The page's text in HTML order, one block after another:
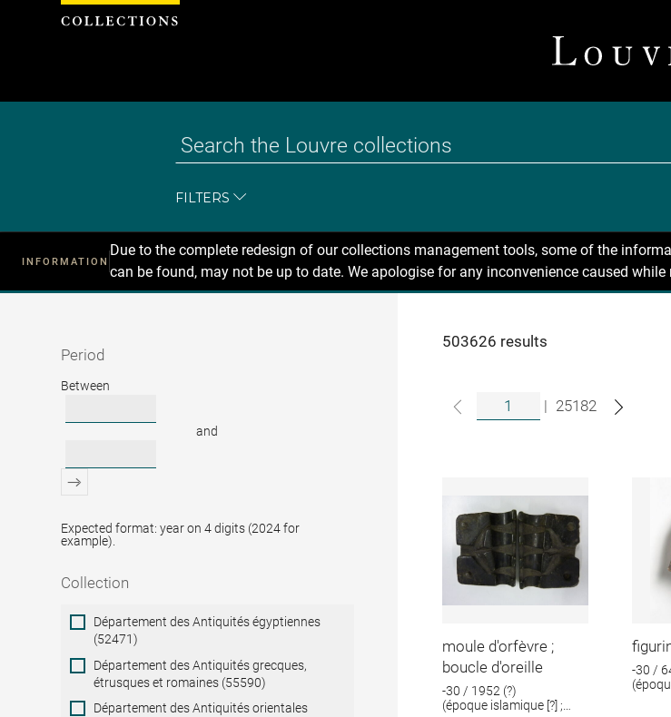
FILTERS
INFORMATION
Due to the complete redesign of our collections management tools, some of the
can be found, may not be up to date. We apologise for any inconvenience caused
Recherche
Period
Period
Between
and
Expected format: year on 4 digits (2024 for
example).
Collection
Collection
Département des Antiquités égyptiennes
(52471)
Département des Antiquités grecques,
étrusques et romaines (55590)
Département des Antiquités orientales
503626 results
| 25182
moule d'orfèvre ;
boucle d'oreille
-30 / 1952 (?)
(époque islamique [?] ;
-30 /
Cookies management panel